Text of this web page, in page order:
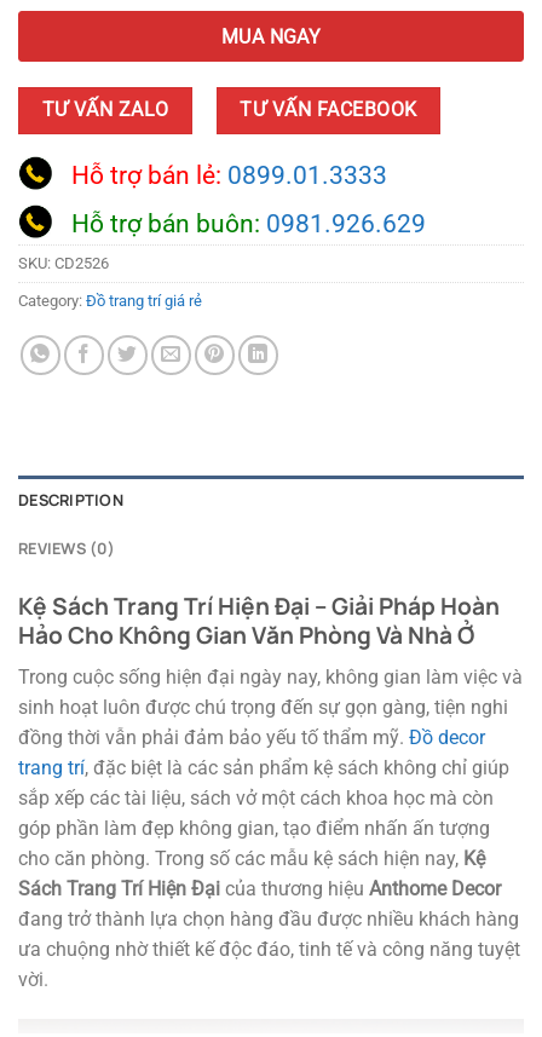
MUA NGAY
TƯ VẤN ZALO TƯ VẤN FACEBOOK
Hỗ trợ bán lẻ: 0899.01.3333
Hỗ trợ bán buôn: 0981.926.629
SKU: CD2526
Category: Đồ trang trí giá rẻ
DESCRIPTION
REVIEWS (0)
Kệ Sách Trang Trí Hiện Đại – Giải Pháp Hoàn
Hảo Cho Không Gian Văn Phòng Và Nhà Ở
Trong cuộc sống hiện đại ngày nay, không gian làm việc và
sinh hoạt luôn được chú trọng đến sự gọn gàng, tiện nghi
đồng thời vẫn phải đảm bảo yếu tố thẩm mỹ. Đồ decor
trang trí, đặc biệt là các sản phẩm kệ sách không chỉ giúp
sắp xếp các tài liệu, sách vở một cách khoa học mà còn
góp phần làm đẹp không gian, tạo điểm nhấn ấn tượng
cho căn phòng. Trong số các mẫu kệ sách hiện nay, Kệ
Sách Trang Trí Hiện Đại của thương hiệu Anthome Decor
đang trở thành lựa chọn hàng đầu được nhiều khách hàng
ưa chuộng nhờ thiết kế độc đáo, tinh tế và công năng tuyệt
vời.